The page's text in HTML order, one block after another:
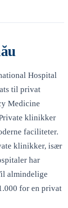
Hospital
til privat
Medicine
klinikker
faciliteter.
klinikker, især
har
almindelige
for en privat